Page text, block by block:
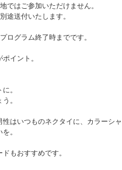
ではご参加いただけません。
途送付いたします。
ログラム終了時までです。
イント。
。
。
はいつものネクタイに、カラーシャ
。
もおすすめです。